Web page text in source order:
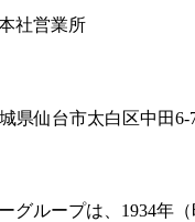
社営業所
県仙台市太白区中田6-
グループは、1934年